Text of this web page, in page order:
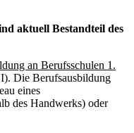
aktuell Bestandteil des
an Berufsschulen 1.
Die Berufsausbildung
eines
des Handwerks) oder